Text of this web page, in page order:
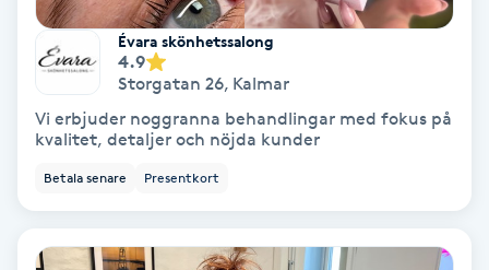
Gravidyoga
Gruppträning
Gua Sha-massage
Évara skönhetssalong
4.9
Storgatan 26, Kalmar
Vi erbjuder noggranna behandlingar med fokus på
kvalitet, detaljer och nöjda kunder
Betala senare Presentkort